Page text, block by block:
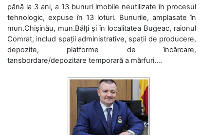
până la 3 ani, a 13 bunuri imobile neutilizate în procesul
tehnologic, expuse în 13 loturi. Bunurile, amplasate în
mun.Chișinău, mun.Bălți și în localitatea Bugeac, raionul
Comrat, includ spații administrative, spații de producere,
depozite, platforme de încărcare,
tansbordare/depozitare temporară a mărfuri....